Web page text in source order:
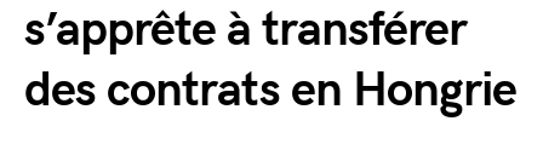
s’apprête à transférer
des contrats en Hongrie